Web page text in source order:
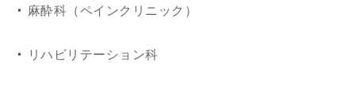
麻酔科（ペインクリニック）
リハビリテーション科